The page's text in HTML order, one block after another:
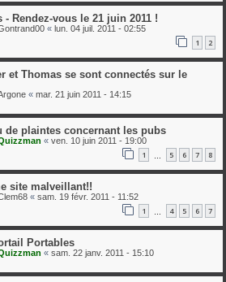
- Rendez-vous le 21 juin 2011 !
« lun. 04 juil. 2011 - 02:55
1 2
et Thomas se sont connectés sur le
« mar. 21 juin 2011 - 14:15
de plaintes concernant les pubs
« ven. 10 juin 2011 - 19:00
1 … 5 6 7 8
site malveillant!!
« sam. 19 févr. 2011 - 11:52
1 … 4 5 6 7
Portables
« sam. 22 janv. 2011 - 15:10